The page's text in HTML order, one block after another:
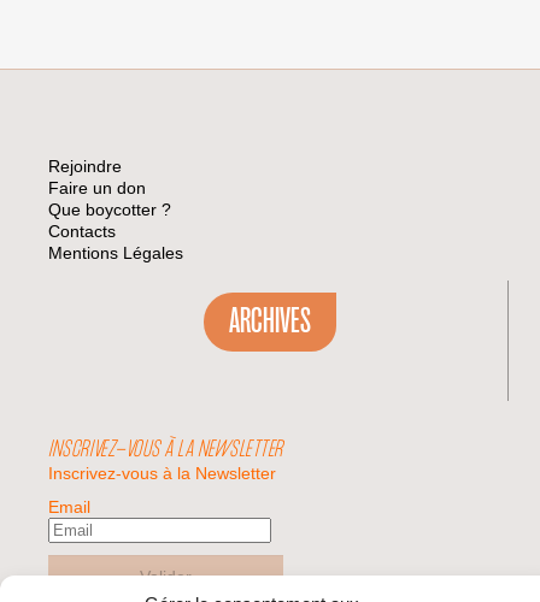
Rejoindre
Faire un don
Que boycotter ?
Contacts
Mentions Légales
ARCHIVES
INSCRIVEZ-VOUS À LA NEWSLETTER
Inscrivez-vous à la Newsletter
Email
Valider